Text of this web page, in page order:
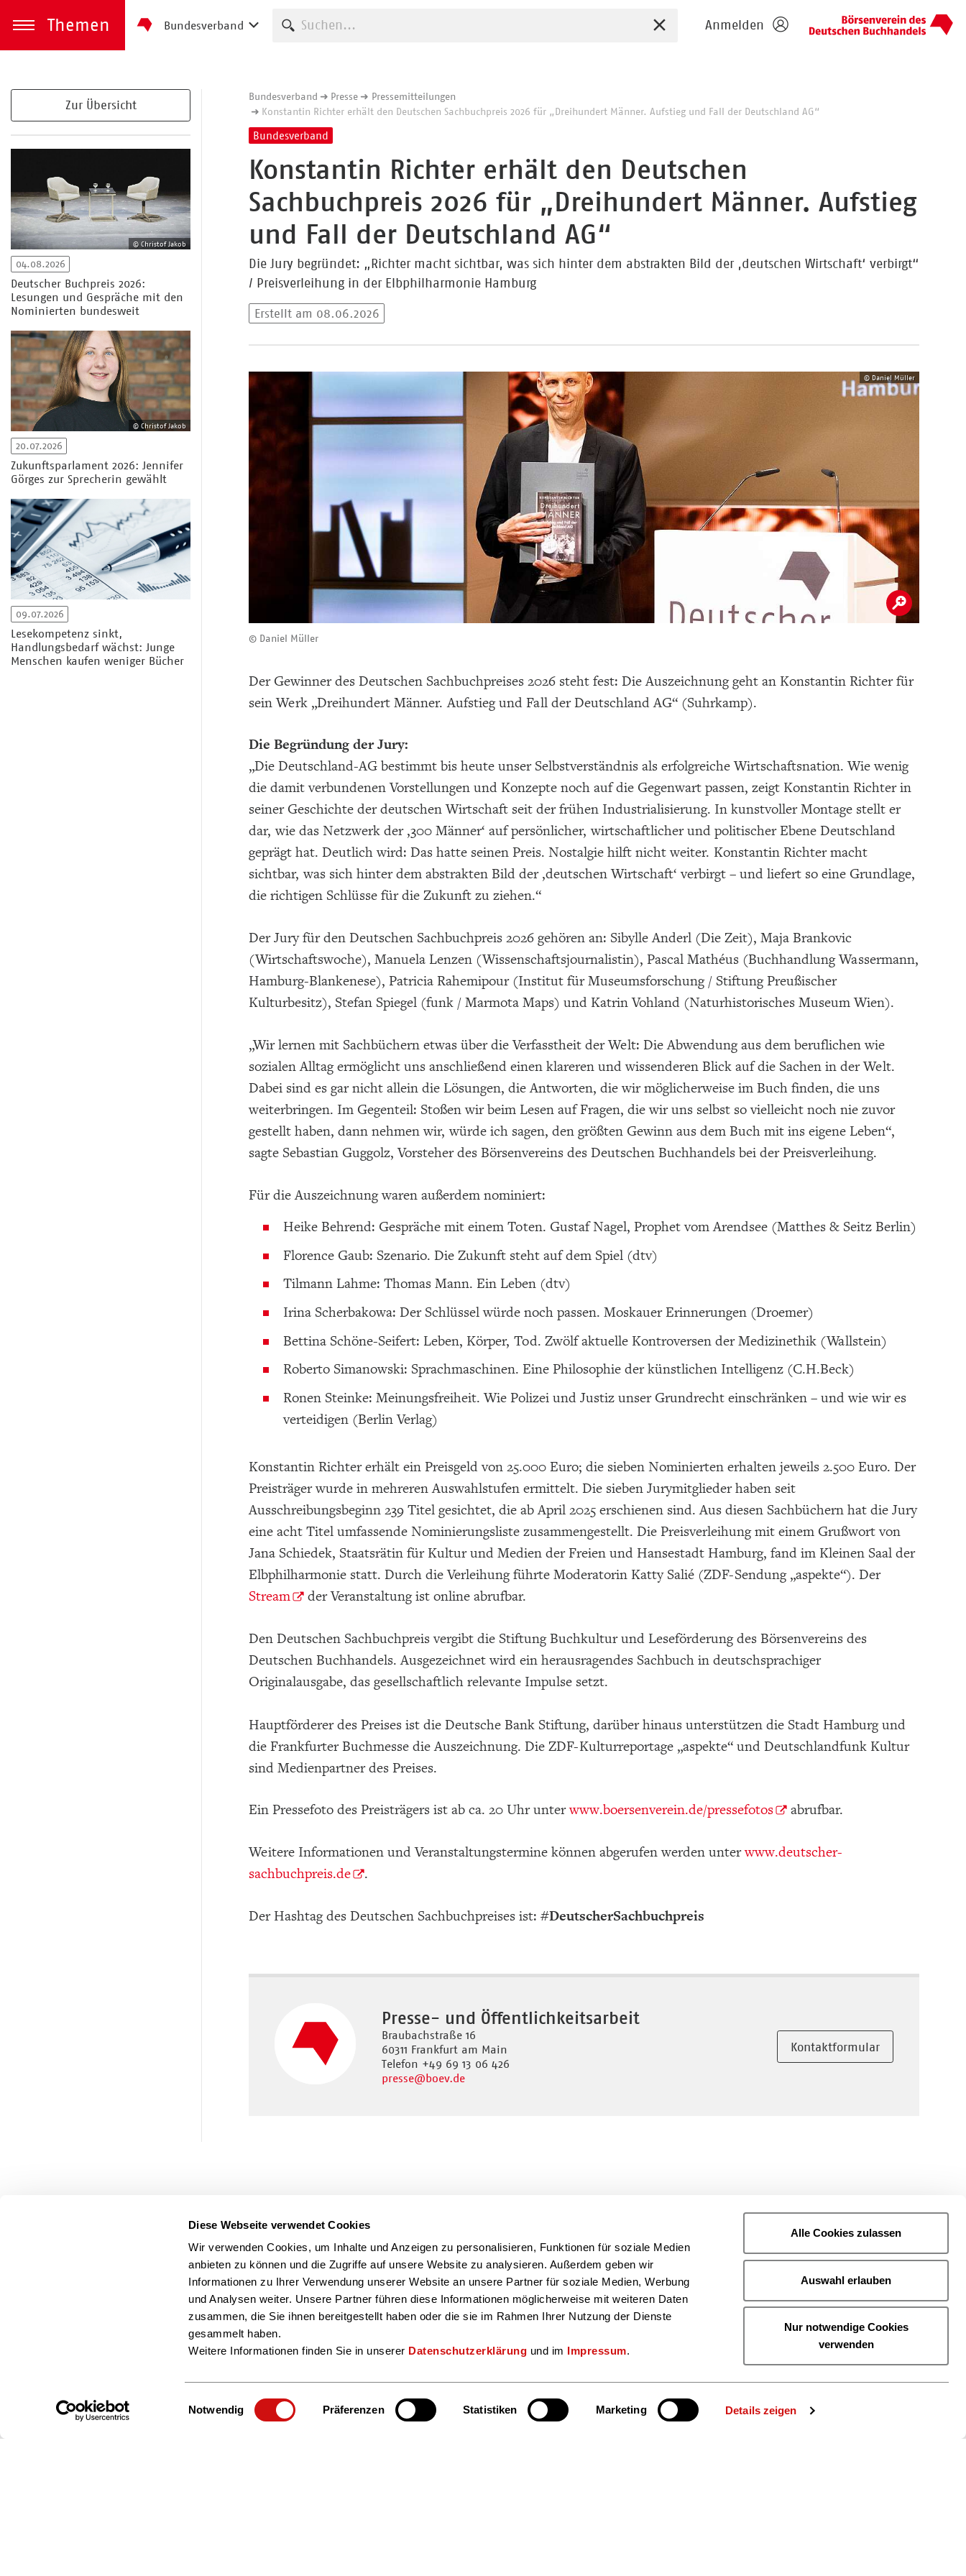
Diese Webseite verwendet Cookies
Wir verwenden Cookies, um Inhalte und Anzeigen zu personalisieren, Funktionen für soziale Medien
anbieten zu können und die Zugriffe auf unsere Website zu analysieren. Außerdem geben wir
Informationen zu Ihrer Verwendung unserer Website an unsere Partner für soziale Medien, Werbung
und Analysen weiter. Unsere Partner führen diese Informationen möglicherweise mit weiteren Daten
zusammen, die Sie ihnen bereitgestellt haben oder die sie im Rahmen Ihrer Nutzung der Dienste
gesammelt haben.
Weitere Informationen finden Sie in unserer Datenschutzerklärung und im Impressum.
Einwilligungsauswahl
Notwendig Präferenzen Statistiken Marketing Details zeigen
Alle Cookies zulassen
Auswahl erlauben
Nur notwendige Cookies
verwenden
zum Inhalt springen
Themen
Menü öffnen
Bundesverband Suche starten Sucheingabe zurücksetzen
Anmelden
Bundesverband Presse
Pressemitteilungen
Konstantin Richter erhält den Deutschen Sachbuchpreis 2026 für „Dreihundert Männer. Aufstieg und Fall der Deutschland AG“
Bundesverband
Konstantin Richter erhält den Deutschen
Sachbuchpreis 2026 für „Dreihundert Männer. Aufstieg
und Fall der Deutschland AG“
Die Jury begründet: „Richter macht sichtbar, was sich hinter dem abstrakten Bild der ,deutschen Wirtschaft‘ verbirgt“
/ Preisverleihung in der Elbphilharmonie Hamburg
Erstellt am 08.06.2026
© Daniel Müller
© Daniel Müller
Der Gewinner des Deutschen Sachbuchpreises 2026 steht fest: Die Auszeichnung geht an Konstantin Richter für
sein Werk „Dreihundert Männer. Aufstieg und Fall der Deutschland AG“ (Suhrkamp).
Die Begründung der Jury:
„Die Deutschland-AG bestimmt bis heute unser Selbstverständnis als erfolgreiche Wirtschaftsnation. Wie wenig
die damit verbundenen Vorstellungen und Konzepte noch auf die Gegenwart passen, zeigt Konstantin Richter in
seiner Geschichte der deutschen Wirtschaft seit der frühen Industrialisierung. In kunstvoller Montage stellt er
dar, wie das Netzwerk der ,300 Männer‘ auf persönlicher, wirtschaftlicher und politischer Ebene Deutschland
geprägt hat. Deutlich wird: Das hatte seinen Preis. Nostalgie hilft nicht weiter. Konstantin Richter macht
sichtbar, was sich hinter dem abstrakten Bild der ,deutschen Wirtschaft‘ verbirgt – und liefert so eine Grundlage,
die richtigen Schlüsse für die Zukunft zu ziehen.“
Der Jury für den Deutschen Sachbuchpreis 2026 gehören an: Sibylle Anderl (Die Zeit), Maja Brankovic
(Wirtschaftswoche), Manuela Lenzen (Wissenschaftsjournalistin), Pascal Mathéus (Buchhandlung Wassermann,
Hamburg-Blankenese), Patricia Rahemipour (Institut für Museumsforschung / Stiftung Preußischer
Kulturbesitz), Stefan Spiegel (funk / Marmota Maps) und Katrin Vohland (Naturhistorisches Museum Wien).
„Wir lernen mit Sachbüchern etwas über die Verfasstheit der Welt: Die Abwendung aus dem beruflichen wie
sozialen Alltag ermöglicht uns anschließend einen klareren und wissenderen Blick auf die Sachen in der Welt.
Dabei sind es gar nicht allein die Lösungen, die Antworten, die wir möglicherweise im Buch finden, die uns
weiterbringen. Im Gegenteil: Stoßen wir beim Lesen auf Fragen, die wir uns selbst so vielleicht noch nie zuvor
gestellt haben, dann nehmen wir, würde ich sagen, den größten Gewinn aus dem Buch mit ins eigene Leben“,
sagte Sebastian Guggolz, Vorsteher des Börsenvereins des Deutschen Buchhandels bei der Preisverleihung.
Für die Auszeichnung waren außerdem nominiert:
Heike Behrend: Gespräche mit einem Toten. Gustaf Nagel, Prophet vom Arendsee (Matthes & Seitz Berlin)
Florence Gaub: Szenario. Die Zukunft steht auf dem Spiel (dtv)
Tilmann Lahme: Thomas Mann. Ein Leben (dtv)
Irina Scherbakowa: Der Schlüssel würde noch passen. Moskauer Erinnerungen (Droemer)
Bettina Schöne-Seifert: Leben, Körper, Tod. Zwölf aktuelle Kontroversen der Medizinethik (Wallstein)
Roberto Simanowski: Sprachmaschinen. Eine Philosophie der künstlichen Intelligenz (C.H.Beck)
Ronen Steinke: Meinungsfreiheit. Wie Polizei und Justiz unser Grundrecht einschränken – und wie wir es
verteidigen (Berlin Verlag)
Konstantin Richter erhält ein Preisgeld von 25.000 Euro; die sieben Nominierten erhalten jeweils 2.500 Euro. Der
Preisträger wurde in mehreren Auswahlstufen ermittelt. Die sieben Jurymitglieder haben seit
Ausschreibungsbeginn 239 Titel gesichtet, die ab April 2025 erschienen sind. Aus diesen Sachbüchern hat die Jury
eine acht Titel umfassende Nominierungsliste zusammengestellt. Die Preisverleihung mit einem Grußwort von
Jana Schiedek, Staatsrätin für Kultur und Medien der Freien und Hansestadt Hamburg, fand im Kleinen Saal der
Elbphilharmonie statt. Durch die Verleihung führte Moderatorin Katty Salié (ZDF-Sendung „aspekte“). Der
Stream
der Veranstaltung ist online abrufbar.
Den Deutschen Sachbuchpreis vergibt die Stiftung Buchkultur und Leseförderung des Börsenvereins des
Deutschen Buchhandels. Ausgezeichnet wird ein herausragendes Sachbuch in deutschsprachiger
Originalausgabe, das gesellschaftlich relevante Impulse setzt.
Hauptförderer des Preises ist die Deutsche Bank Stiftung, darüber hinaus unterstützen die Stadt Hamburg und
die Frankfurter Buchmesse die Auszeichnung. Die ZDF-Kulturreportage „aspekte“ und Deutschlandfunk Kultur
sind Medienpartner des Preises.
Ein Pressefoto des Preisträgers ist ab ca. 20 Uhr unterwww.boersenverein.de/pressefotos abrufbar.
Weitere Informationen und Veranstaltungstermine können abgerufen werden unterwww.deutscher-
sachbuchpreis.de
.
Der Hashtag des Deutschen Sachbuchpreises ist: #DeutscherSachbuchpreis
Presse- und Öffentlichkeitsarbeit
Braubachstraße 16
60311 Frankfurt am Main
Telefon +49 69 13 06 426
presse@boev.de
Kontaktformular
Zur Übersicht
© Christof Jakob
04.08.2026
Deutscher Buchpreis 2026:
Lesungen und Gespräche mit den
Nominierten bundesweit
© Christof Jakob
20.07.2026
Zukunftsparlament 2026: Jennifer
Görges zur Sprecherin gewählt
09.07.2026
Lesekompetenz sinkt,
Handlungsbedarf wächst: Junge
Menschen kaufen weniger Bücher